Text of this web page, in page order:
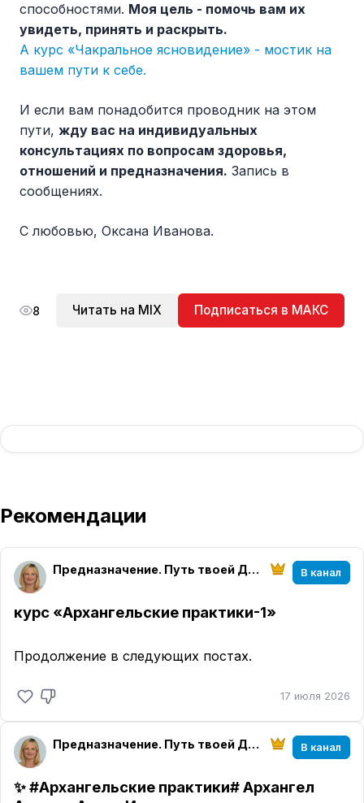
способностями. Моя цель - помочь вам их
увидеть, принять и раскрыть.
А курс «Чакральное ясновидение» - мостик на
вашем пути к себе.
И если вам понадобится проводник на этом
пути, жду вас на индивидуальных
консультациях по вопросам здоровья,
отношений и предназначения. Запись в
сообщениях.
С любовью, Оксана Иванова.
8 Читать на MIX Подписаться в МАКС
Рекомендации
Предназначение. Путь твоей Души | Оксана Иванова | В канал
курс «Архангельские практики-1»
Продолжение в следующих постах.
17 июля 2026
Предназначение. Путь твоей Души | Оксана Иванова | В канал
✨ #Архангельские практики# Архангел